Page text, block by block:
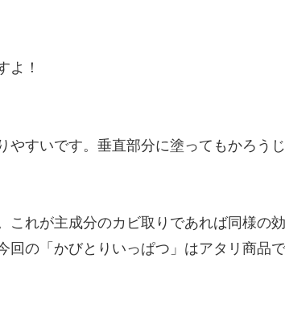
よ！
やすいです。垂直部分に塗ってもかろう
これが主成分のカビ取りであれば同様の
回の「かびとりいっぱつ」はアタリ商品で